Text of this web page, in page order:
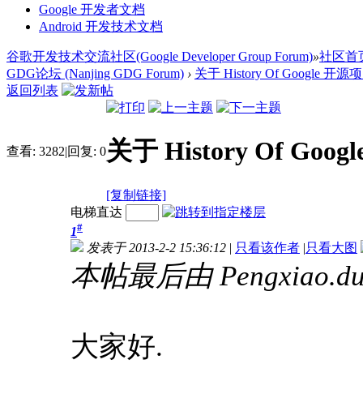
Google 开发者文档
Android 开发技术文档
谷歌开发技术交流社区(Google Developer Group Forum)»社区首
GDG论坛 (Nanjing GDG Forum) › 关于 History Of Google 开源
返回列表
查看: 3282|回复: 0关于 History Of
[复制链接]
电梯直达
1#
发表于 2013-2-2 15:36:12 | 只看该作者 |只看大图
本帖最后由
大家好.